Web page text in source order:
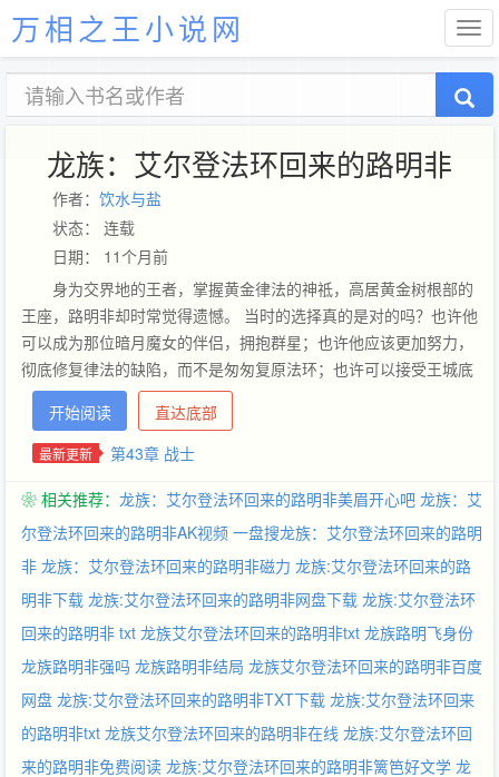
万相之王小说网
龙族：艾尔登法环回来的路明非
作者： 饮水与盐
状态： 连载
日期： 11个月前
身为交界地的王者，掌握黄金律法的神祗，高居黄金树根部的
王座，路明非却时常觉得遗憾。 当时的选择真的是对的吗？也许他
可以成为那位暗月魔女的伴侣，拥抱群星；也许他应该更加努力，
彻底修复律法的缺陷，而不是匆匆复原法环；也许可以接受王城底
部那癫狂的赐福，好救下那个女孩......无上意志不会允许第二个玛
莉卡出现，路明非只有继续随着衰颓时代的前进而徒增年岁，直到
有一天......路明非回到地球，回到18岁的青葱岁月。 带着梦境的陌
势必贯彻自己的意志，以王的意愿赐予救赎、毁灭和宿命，绝不再
做神明的傀儡，绝不允许无妄的牺牲和悲剧。
开始阅读 直达底部
最新更新 第43章 战士
❀ 相关推荐： 龙族：艾尔登法环回来的路明非美眉开心吧 龙族：艾
尔登法环回来的路明非AK视频 一盘搜龙族：艾尔登法环回来的路明
非 龙族：艾尔登法环回来的路明非磁力 龙族:艾尔登法环回来的路
明非下载 龙族:艾尔登法环回来的路明非网盘下载 龙族:艾尔登法环
回来的路明非 txt 龙族艾尔登法环回来的路明非txt 龙族路明飞身份
龙族路明非强吗 龙族路明非结局 龙族艾尔登法环回来的路明非百度
网盘 龙族:艾尔登法环回来的路明非TXT下载 龙族:艾尔登法环回来
的路明非txt 龙族艾尔登法环回来的路明非在线 龙族:艾尔登法环回
来的路明非免费阅读 龙族:艾尔登法环回来的路明非篱笆好文学 龙